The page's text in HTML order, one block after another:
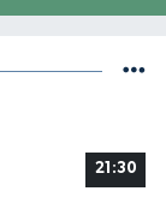
21:30